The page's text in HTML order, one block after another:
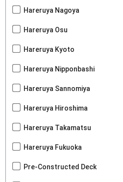
Hareruya Nagoya
Hareruya Osu
Hareruya Kyoto
Hareruya Nipponbashi
Hareruya Sannomiya
Hareruya Hiroshima
Hareruya Takamatsu
Hareruya Fukuoka
Pre-Constructed Deck